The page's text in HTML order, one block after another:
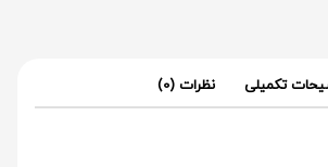
تکمیلی نظرات (0)